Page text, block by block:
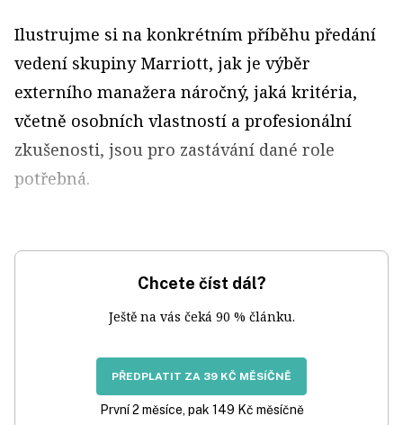
Ilustrujme si na konkrétním příběhu předání
vedení skupiny Marriott, jak je výběr
externího manažera náročný, jaká kritéria,
včetně osobních vlastností a profesionální
zkušenosti, jsou pro zastávání dané role
potřebná.
Chcete číst dál?
Ještě na vás čeká 90 % článku.
PŘEDPLATIT ZA 39 KČ MĚSÍČNĚ
První 2 měsíce, pak 149 Kč měsíčně